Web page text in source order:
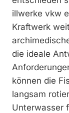
illwerke vkw
Kraftwerk
die ideale
können die
langsam
Unterwasser